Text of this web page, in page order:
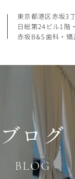
東京都港区赤坂3
日総第24ビル1階
赤坂B&S歯科・矯
ブログ
BLOG